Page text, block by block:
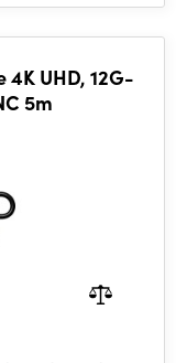
UHD, 12G-
5m